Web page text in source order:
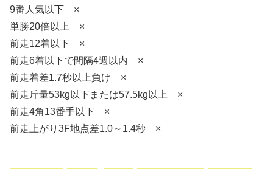
9番人気以下 ×
単勝20倍以上 ×
前走12着以下 ×
前走6着以下で間隔4週以内 ×
前走着差1.7秒以上負け ×
前走斤量53kg以下または57.5kg以上 ×
前走4角13番手以下 ×
前走上がり3F地点差1.0～1.4秒 ×